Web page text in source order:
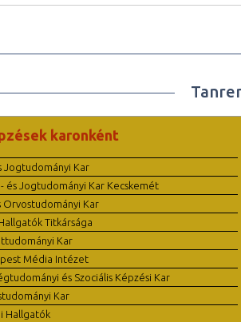
karonként
Jogtudományi Kar
és Jogtudományi Kar Kecskemét
Orvostudományi Kar
Titkársága
Kar
Média Intézet
és Szociális Képzési Kar
Kar
Hallgatók